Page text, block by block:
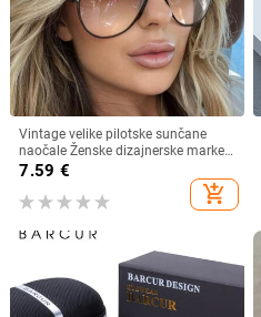
Vintage velike pilotske sunčane
naočale Ženske dizajnerske marke
Crno-žute naočale s gradijentnim
sunčanim naočalama velikog
okvira UV400 Luksuzne muške
7.59 €
add_shopping_cart